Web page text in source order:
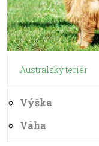
Australský teriér
Výška
Váha